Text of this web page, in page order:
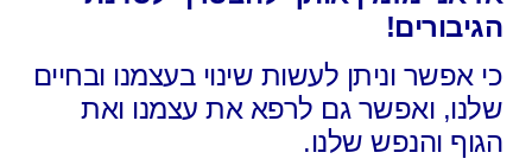
הגיבורים!
כי אפשר וניתן לעשות שינוי בעצמנו ובחיים
שלנו, ואפשר גם לרפא את עצמנו ואת
הגוף והנפש שלנו.